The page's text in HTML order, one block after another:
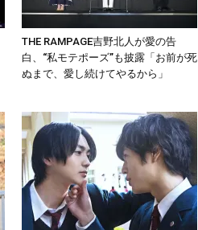
THE RAMPAGE吉野北人が愛の告
白、“私モテポーズ”も披露「お前が死
ぬまで、愛し続けてやるから」